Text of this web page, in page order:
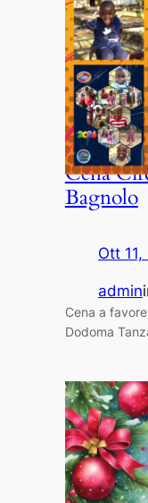
Cena
Bagnolo
Ott
admin
Cena a
Dodoma